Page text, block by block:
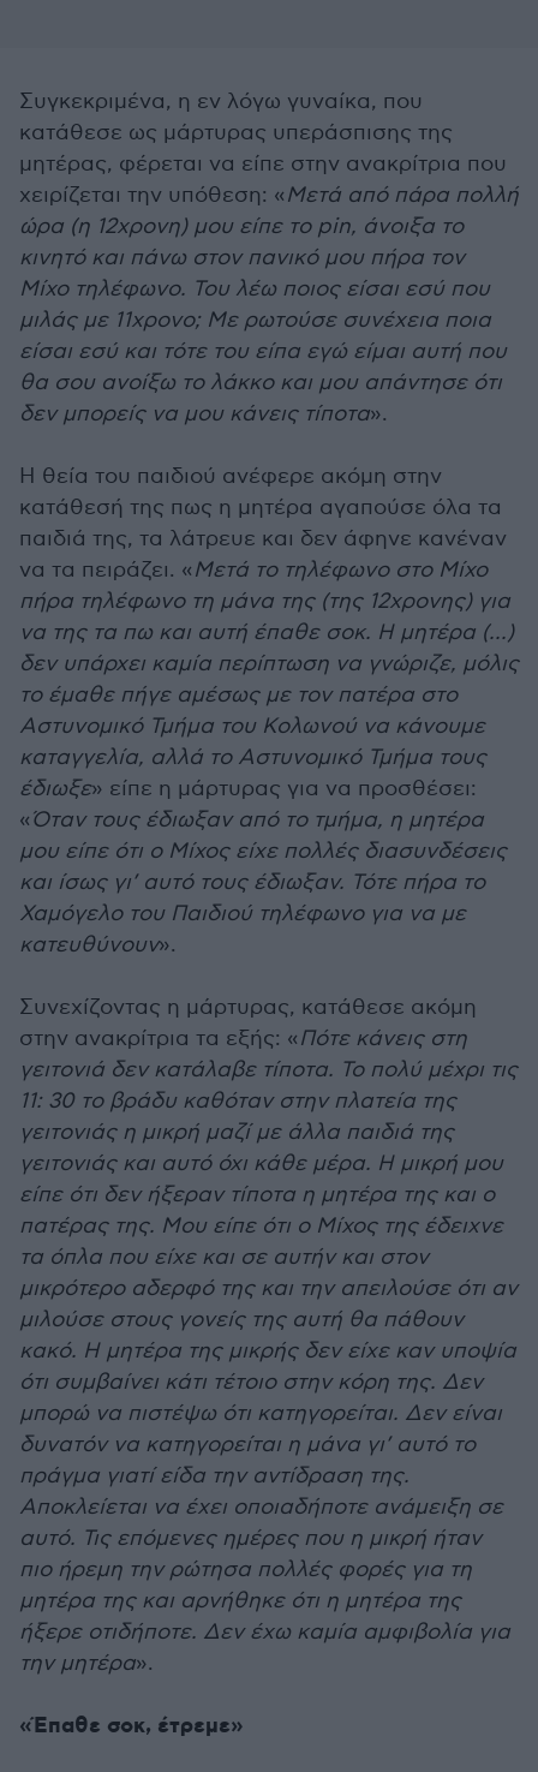
Συγκεκριμένα, η εν λόγω γυναίκα, που
κατάθεσε ως μάρτυρας υπεράσπισης της
μητέρας, φέρεται να είπε στην ανακρίτρια που
χειρίζεται την υπόθεση: «Μετά από πάρα πολλή
ώρα (η 12χρονη) μου είπε το pin, άνοιξα το
κινητό και πάνω στον πανικό μου πήρα τον
Μίχο τηλέφωνο. Του λέω ποιος είσαι εσύ που
μιλάς με 11χρονο; Με ρωτούσε συνέχεια ποια
είσαι εσύ και τότε του είπα εγώ είμαι αυτή που
θα σου ανοίξω το λάκκο και μου απάντησε ότι
δεν μπορείς να μου κάνεις τίποτα».
Η θεία του παιδιού ανέφερε ακόμη στην
κατάθεσή της πως η μητέρα αγαπούσε όλα τα
παιδιά της, τα λάτρευε και δεν άφηνε κανέναν
να τα πειράζει. «Μετά το τηλέφωνο στο Μίχο
πήρα τηλέφωνο τη μάνα της (της 12χρονης) για
να της τα πω και αυτή έπαθε σοκ. Η μητέρα (...)
δεν υπάρχει καμία περίπτωση να γνώριζε, μόλις
το έμαθε πήγε αμέσως με τον πατέρα στο
Αστυνομικό Τμήμα του Κολωνού να κάνουμε
καταγγελία, αλλά το Αστυνομικό Τμήμα τους
έδιωξε» είπε η μάρτυρας για να προσθέσει:
«Όταν τους έδιωξαν από το τμήμα, η μητέρα
μου είπε ότι ο Μίχος είχε πολλές διασυνδέσεις
και ίσως γι’ αυτό τους έδιωξαν. Τότε πήρα το
Χαμόγελο του Παιδιού τηλέφωνο για να με
κατευθύνουν».
Συνεχίζοντας η μάρτυρας, κατάθεσε ακόμη
στην ανακρίτρια τα εξής: «Πότε κάνεις στη
γειτονιά δεν κατάλαβε τίποτα. Το πολύ μέχρι τις
11: 30 το βράδυ καθόταν στην πλατεία της
γειτονιάς η μικρή μαζί με άλλα παιδιά της
γειτονιάς και αυτό όχι κάθε μέρα. Η μικρή μου
είπε ότι δεν ήξεραν τίποτα η μητέρα της και ο
πατέρας της. Μου είπε ότι ο Μίχος της έδειχνε
τα όπλα που είχε και σε αυτήν και στον
μικρότερο αδερφό της και την απειλούσε ότι αν
μιλούσε στους γονείς της αυτή θα πάθουν
κακό. Η μητέρα της μικρής δεν είχε καν υποψία
ότι συμβαίνει κάτι τέτοιο στην κόρη της. Δεν
μπορώ να πιστέψω ότι κατηγορείται. Δεν είναι
δυνατόν να κατηγορείται η μάνα γι’ αυτό το
πράγμα γιατί είδα την αντίδραση της.
Αποκλείεται να έχει οποιαδήποτε ανάμειξη σε
αυτό. Τις επόμενες ημέρες που η μικρή ήταν
πιο ήρεμη την ρώτησα πολλές φορές για τη
μητέρα της και αρνήθηκε ότι η μητέρα της
ήξερε οτιδήποτε. Δεν έχω καμία αμφιβολία για
την μητέρα».
«Έπαθε σοκ, έτρεμε»